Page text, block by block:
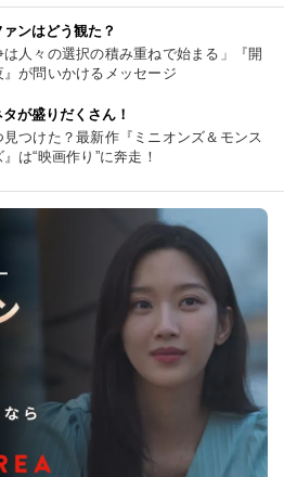
ァンはどう観た？
は人々の選択の積み重ねで始まる」『開
』が問いかけるメッセージ
が盛りだくさん！
見つけた？最新作『ミニオンズ＆モンス
は“映画作り”に奔走！